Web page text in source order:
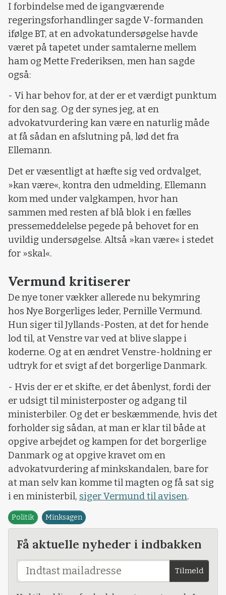
I forbindelse med de igangværende
regeringsforhandlinger sagde V-formanden
ifølge BT, at en advokatundersøgelse havde
været på tapetet under samtalerne mellem
ham og Mette Frederiksen, men han sagde
også:
- Vi har behov for, at der er et værdigt punktum
for den sag. Og der synes jeg, at en
advokatvurdering kan være en naturlig måde
at få sådan en afslutning på, lød det fra
Ellemann.
Det er væsentligt at hæfte sig ved ordvalget,
»kan være«, kontra den udmelding, Ellemann
kom med under valgkampen, hvor han
sammen med resten af blå blok i en fælles
pressemeddelelse pegede på behovet for en
uvildig undersøgelse. Altså »kan være« i stedet
for »skal«.
Vermund kritiserer
De nye toner vækker allerede nu bekymring
hos Nye Borgerliges leder, Pernille Vermund.
Hun siger til Jyllands-Posten, at det for hende
lod til, at Venstre var ved at blive slappe i
koderne. Og at en ændret Venstre-holdning er
udtryk for et svigt af det borgerlige Danmark.
- Hvis der er et skifte, er det åbenlyst, fordi der
er udsigt til ministerposter og adgang til
ministerbiler. Og det er beskæmmende, hvis det
forholder sig sådan, at man er klar til både at
opgive arbejdet og kampen for det borgerlige
Danmark og at opgive kravet om en
advokatvurdering af minkskandalen, bare for
at man selv kan komme til magten og få sat sig
i en ministerbil, siger Vermund til avisen.
Politik Minksagen
Få aktuelle nyheder i indbakken
Tilmeld